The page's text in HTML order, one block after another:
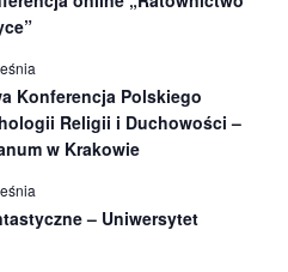
Konferencja Polskiego
Religii i Duchowości –
w Krakowie
– Uniwersytet